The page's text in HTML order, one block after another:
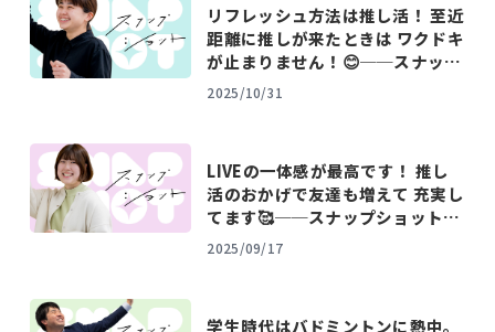
リフレッシュ方法は推し活！ 至近
距離に推しが来たときは ワクドキ
が止まりません！😊──スナップ
ショット（KANA FUJIWARA）
2025/10/31
LIVEの一体感が最高です！ 推し
活のおかげで友達も増えて 充実し
てます🥰──スナップショット
（KIYOKA SHIMIZU）
2025/09/17
学生時代はバドミントンに熱中。